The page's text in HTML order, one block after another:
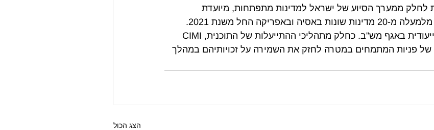
לחלק ממערך הסיוע של ישראל למדינות מתפתחות, מיועדת
לכ-4,000 מתמחים שמגיעים מלמעלה מ-20 מדינות שונות באסיה ובאפריקה החל משנת 2021.
פניות המתמחים במטרה לחזק את השמירה על זכויותיהם במהלך
הצג הכול